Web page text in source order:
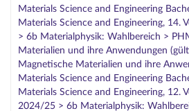
Materials Science and Engineering
Materials Science and Engineering, 14.
> 6b Materialphysik: Wahlbereich >
Materialien und ihre Anwendungen
Magnetische Materialien und ihre
Materials Science and Engineering
Materials Science and Engineering, 12.
2024/25 > 6b Materialphysik: